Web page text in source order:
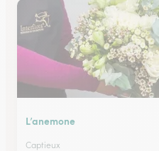
L’anemone
Captieux